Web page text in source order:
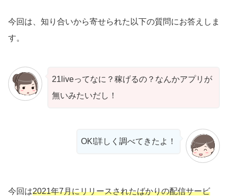
今回は、知り合いから寄せられた以下の質問にお答えしま
す。
21liveってなに？稼げるの？なんかアプリが
無いみたいだし！
OK!詳しく調べてきたよ！
今回は2021年7月にリリースされたばかりの配信サービ